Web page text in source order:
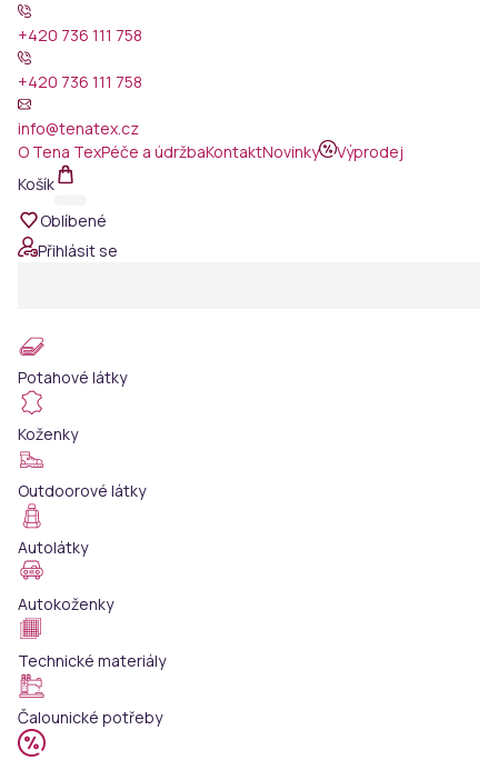
+420 736 111 758
+420 736 111 758
info@tenatex.cz
O Tena TexPéče a údržbaKontaktNovinky
Výprodej
Košík
Oblíbené
Přihlásit se
Potahové látky
Koženky
Outdoorové látky
Autolátky
Autokoženky
Technické materiály
Čalounické potřeby